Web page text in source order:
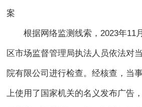
案
根据网络监测线索，2023年11
区市场监督管理局执法人员依法对
院有限公司进行检查。经核查，当
上使用了国家机关的名义发布广告